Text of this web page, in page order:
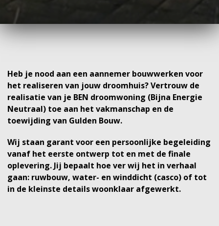
Heb je nood aan een aannemer bouwwerken voor
het realiseren van jouw droomhuis? Vertrouw de
realisatie van je BEN droomwoning (Bijna Energie
Neutraal) toe aan het vakmanschap en de
toewijding van Gulden Bouw.
Wij staan garant voor een persoonlijke begeleiding
vanaf het eerste ontwerp tot en met de finale
oplevering. Jij bepaalt hoe ver wij het in verhaal
gaan: ruwbouw, water- en winddicht (casco) of tot
in de kleinste details woonklaar afgewerkt.